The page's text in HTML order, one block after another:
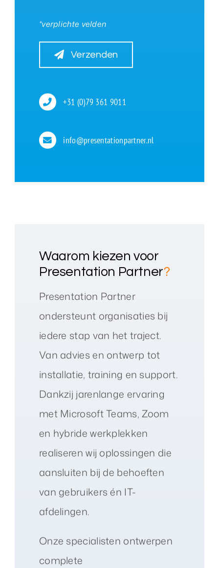
*verplichte velden
Verzenden
+31 (0)79 361 9011
info@presentationpartner.nl
Waarom kiezen voor
Presentation Partner?
Presentation Partner
ondersteunt organisaties bij
iedere stap van het traject.
Van advies en ontwerp tot
installatie, training en support.
Dankzij jarenlange ervaring
met Microsoft Teams, Zoom
en hybride werkplekken
realiseren wij oplossingen die
aansluiten bij de behoeften
van gebruikers én IT-
afdelingen.
Onze specialisten ontwerpen
complete